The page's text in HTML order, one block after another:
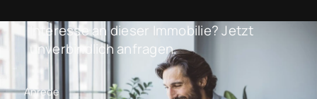
Interesse an dieser Immobilie? Jetzt
unverbindlich anfragen.
Anrede